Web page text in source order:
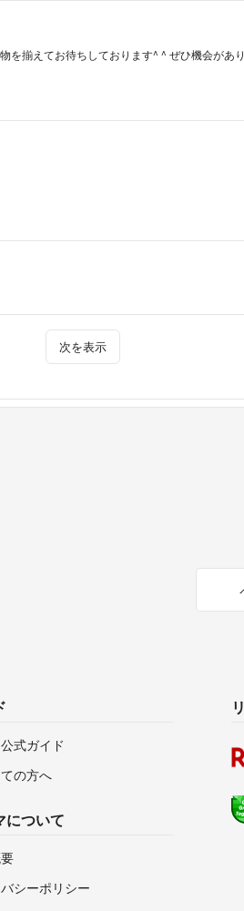
を揃えてお待ちしております^ ^ ぜひ機会があ
次を表示
式ガイド
の方へ
について
シーポリシー